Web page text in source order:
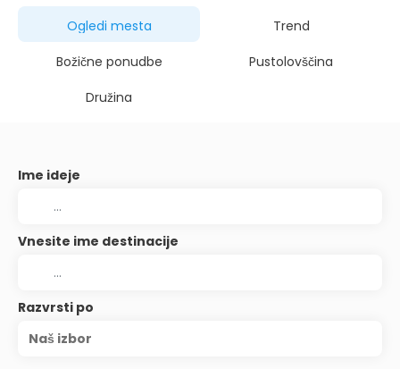
Ogledi mesta
Trend
Božične ponudbe
Pustolovščina
Družina
Ime ideje
Vnesite ime destinacije
Razvrsti po
Naš izbor